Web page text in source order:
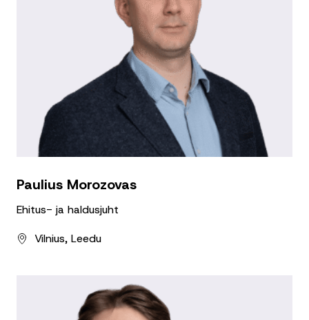
Paulius Morozovas
Ehitus- ja haldusjuht
Vilnius, Leedu